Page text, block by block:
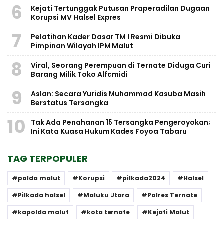
6
Kejati Tertunggak Putusan Praperadilan Dugaan
Korupsi MV Halsel Expres
7
Pelatihan Kader Dasar TM I Resmi Dibuka
Pimpinan Wilayah IPM Malut
8
Viral, Seorang Perempuan di Ternate Diduga Curi
Barang Milik Toko Alfamidi
9
Aslan: Secara Yuridis Muhammad Kasuba Masih
Berstatus Tersangka
10
Tak Ada Penahanan 15 Tersangka Pengeroyokan;
Ini Kata Kuasa Hukum Kades Foyoa Tabaru
TAG TERPOPULER
polda malut Korupsi pilkada2024
Halsel
Pilkada halsel
Maluku Utara
Polres Ternate
kapolda malut
kota ternate Kejati Malut